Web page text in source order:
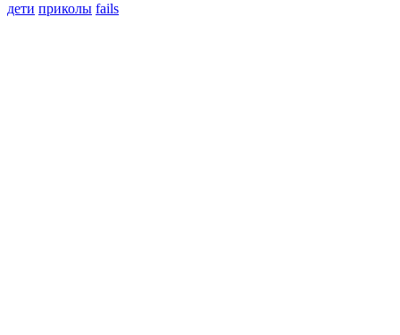
дети приколы fails